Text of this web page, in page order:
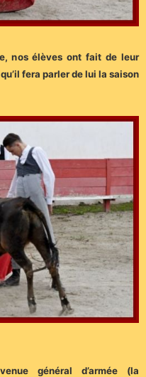
nos élèves ont fait de leur
fera parler de lui la saison
général d’armée (la